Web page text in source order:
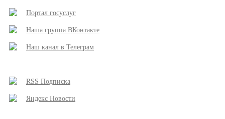
Портал госуслуг
Наша группа ВКонтакте
Наш канал в Телеграм
RSS Подписка
Яндекс Новости